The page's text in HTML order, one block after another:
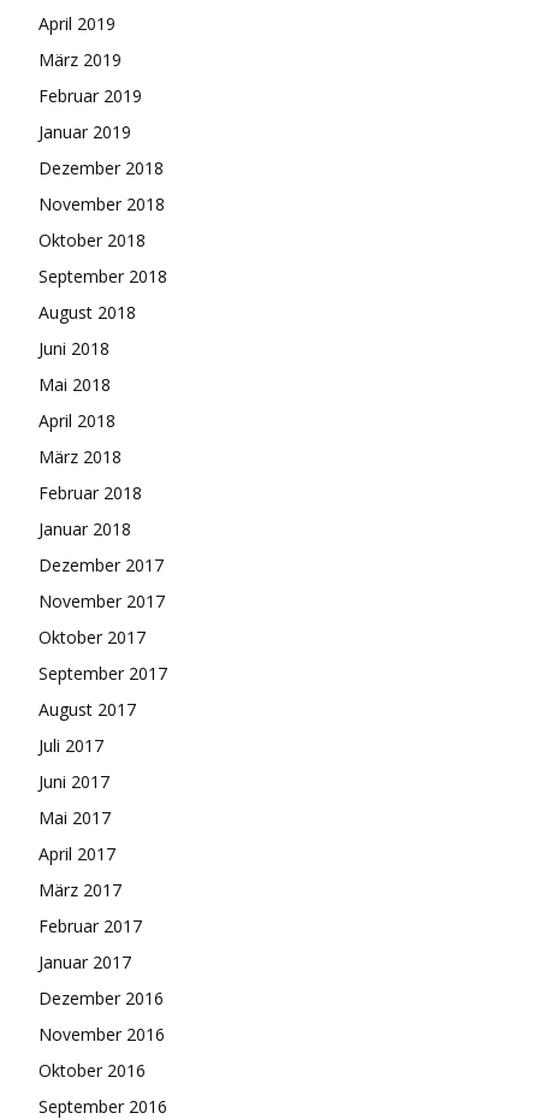
April 2019
März 2019
Februar 2019
Januar 2019
Dezember 2018
November 2018
Oktober 2018
September 2018
August 2018
Juni 2018
Mai 2018
April 2018
März 2018
Februar 2018
Januar 2018
Dezember 2017
November 2017
Oktober 2017
September 2017
August 2017
Juli 2017
Juni 2017
Mai 2017
April 2017
März 2017
Februar 2017
Januar 2017
Dezember 2016
November 2016
Oktober 2016
September 2016